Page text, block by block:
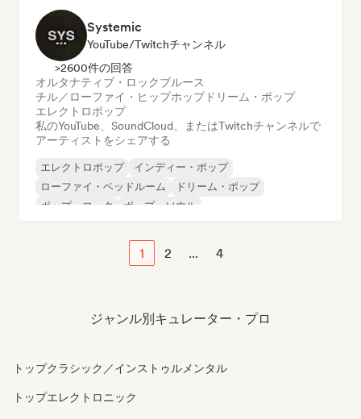
Systemic
YouTube/Twitchチャンネル
>2600件の回答
オルタナティブ・ロックブルース
チル／ローファイ・ヒップホップドリーム・ポップ
エレクトロポップ
私のYouTube、SoundCloud、またはTwitchチャンネルで
アーティストをシェアする
エレクトロポップ
インディー・ポップ
ローファイ・ベッドルーム
ドリーム・ポップ
ポップ・ロック
ポップ・ソウル
チル／ローファイ・ヒップホップ
1 2 ... 4
ジャンル別キュレーター・プロ
トップクラシック／インストゥルメンタル
トップエレクトロニック